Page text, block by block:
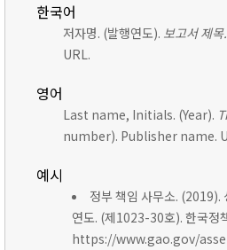
한국어
저자명. (발행연도). 보고서 제목.
URL.
영어
Last name, Initials. (Year).
number). Publisher name.
예시
정부 책임 사무소. (2019).
연도. (제1023-30호). 한국정
https://www.gao.gov/